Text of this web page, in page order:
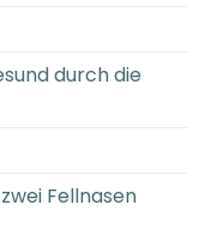
durch die
Fellnasen